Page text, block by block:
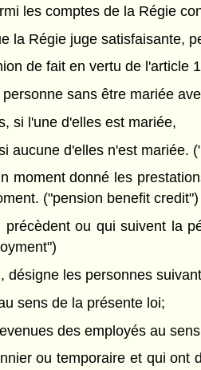
les comptes de la Régie
la Régie juge satisfaisante,
de fait en vertu de l'article
sans être mariée
si l'une d'elles est mariée,
aucune d'elles n'est mariée.
moment donné les
("pension benefit credit")
ou qui suivent la
les personnes
sens de la présente loi;
des employés au
ou temporaire et qui